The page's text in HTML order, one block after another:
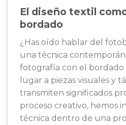
El diseño textil
bordado
¿Has oído hablar del
una técnica
fotografía con el bordado
lugar a piezas visuales y
transmiten significados
proceso creativo, hemos
técnica dentro de una